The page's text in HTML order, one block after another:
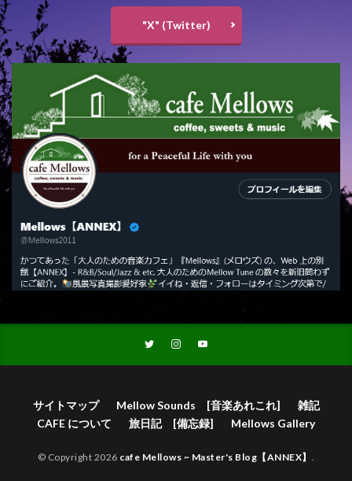
"X" (Twitter)
サイトマップ Mellow Sounds [音楽あれこれ]
雑記
CAFE について
旅日記 [備忘録] Mellows Gallery
© Copyright 2026 cafe Mellows ~ Master's Blog【ANNEX】